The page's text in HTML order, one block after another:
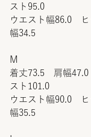
スト95.0
ウエスト幅86.0
幅34.5
M
着丈73.5 肩幅
スト101.0
ウエスト幅90.0
幅35.5